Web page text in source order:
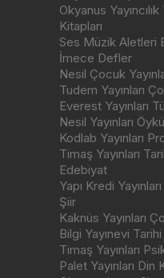
Okyanus
Kitapları
Ses Müzik Aletleri
İmece Defler
Nesil Çocuk
Tudem Yayınları
Everest Yayınları
Nesil Yayınları
Kodlab Yayınları
Timaş Yayınları
Edebiyat
Yapı Kredi
Şiir
Kaknüs Yayınları
Bilgi Yayınevi
Timaş Yayınları
Palet Yayınları Din